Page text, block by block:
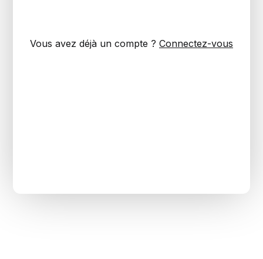
Vous avez déjà un compte ? Connectez-vous